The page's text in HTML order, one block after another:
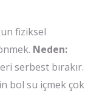
fiziksel
Neden:
serbest bırakır.
bol su içmek çok